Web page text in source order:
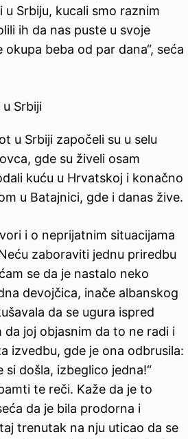
u Srbiju, kucali smo raznim
ih da nas puste u svoje
beba od par dana“, seća
Srbiji
u Srbiji započeli su u selu
gde su živeli osam
kuću u Hrvatskoj i konačno
u Batajnici, gde i danas žive.
i o neprijatnim situacijama
zaboraviti jednu priredbu
se da je nastalo neko
devojčica, inače albanskog
da se ugura ispred
da joj objasnim da to ne radi i
izvedbu, gde je ona odbrusila:
došla, izbeglico jedna!“
te reči. Kaže da je to
da je bila prodorna i
trenutak na nju uticao da se